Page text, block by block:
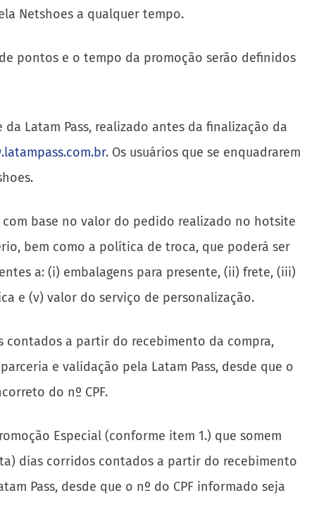
Netshoes a qualquer tempo.
pontos e o tempo da promoção serão definidos
Latam Pass, realizado antes da finalização da
. Os usuários que se enquadrarem
com base no valor do pedido realizado no hotsite
bem como a política de troca, que poderá ser
a: (i) embalagens para presente, (ii) frete, (iii)
e (v) valor do serviço de personalização.
contados a partir do recebimento da compra,
e validação pela Latam Pass, desde que o
do nº CPF.
Especial (conforme item 1.) que somem
dias corridos contados a partir do recebimento
Pass, desde que o nº do CPF informado seja